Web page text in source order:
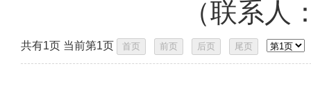
（联系人：
共有1页 当前第1页